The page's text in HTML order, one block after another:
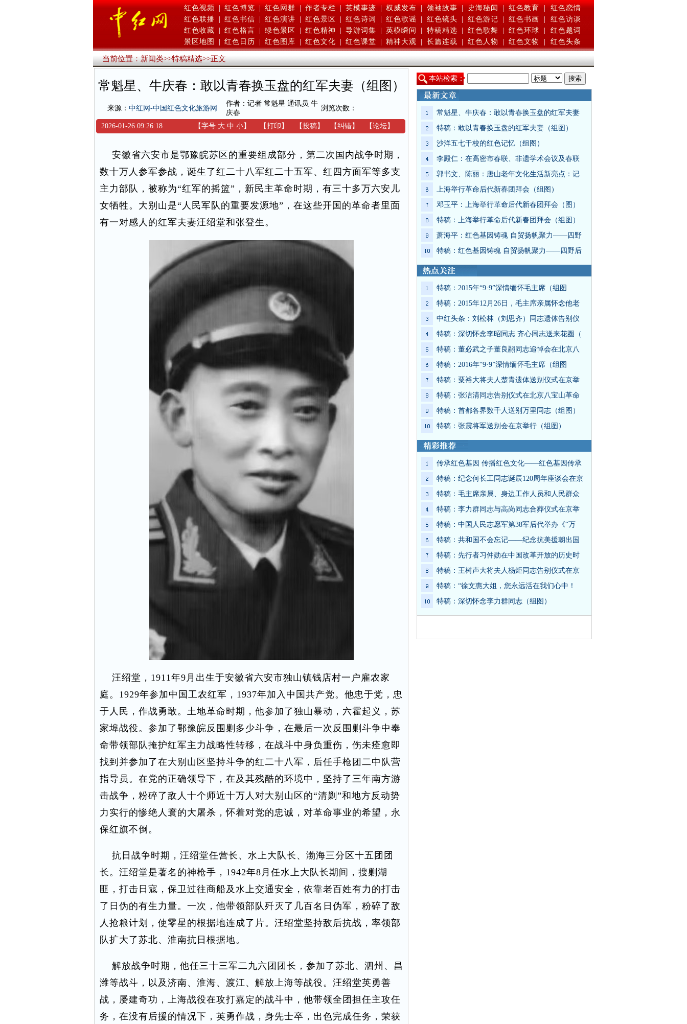
红色视频 | 红色博览 | 红色网群 | 作者专栏 | 英模事迹 | 权威发布 | 领袖故事 | 史海秘闻 | 红色教育 |
红色恋情
红色联播
红色书信 红色演讲 红色景区 红色诗词 红色歌谣 红色镜头 红色游记 红色书画
红色访谈
红色收藏
红色格言 绿色景区 红色精神 导游词集 英模瞬间 特稿精选 红色歌舞 红色环球
红色题词
景区地图
红色日历 红色图库 红色文化 红色课堂 精神大观 长篇连载 红色人物 红色文物 红色头条
当前位置：新闻类>>特稿精选>>正文
常魁星、牛庆春：敢以青春换玉盘的红军夫妻（组图）
来源： 中红网-中国红色文化旅游网
作者：记者 常魁星 通讯员 牛
庆春
浏览次数：
2026-01-26 09:26:18 【字号 大 中 小】 【打印 】 【投稿】 【纠错】 【论坛】
安徽省六安市是鄂豫皖苏区的重要组成部分，第二次国内战争时期，
数十万人参军参战，诞生了红二十八军红二十五军、红四方面军等多支
主力部队，被称为“红军的摇篮”，新民主革命时期，有三十多万六安儿
女牺牲。大别山是“人民军队的重要发源地”，在这些开国的革命者里面
有一对感人的红军夫妻汪绍堂和张登生。
汪绍堂，1911年9月出生于安徽省六安市独山镇钱店村一户雇农家
庭。1929年参加中国工农红军，1937年加入中国共产党。他忠于党，忠
于人民，作战勇敢。土地革命时期，他参加了独山暴动，六霍起义，苏
家埠战役。参加了鄂豫皖反围剿多少斗争，在最后一次反围剿斗争中奉
命带领部队掩护红军主力战略性转移，在战斗中身负重伤，伤未痊愈即
找到并参加了在大别山区坚持斗争的红二十八军，后任手枪团二中队营
指导员。在党的正确领导下，在及其残酷的环境中，坚持了三年南方游
击战争，粉碎了敌人十个师近十万人对大别山区的“清剿”和地方反动势
力实行的惨绝人寰的大屠杀，怀着对党的忠诚，对革命事业的希望，永
保红旗不倒。
抗日战争时期，汪绍堂任营长、水上大队长、渤海三分区十五团团
长。汪绍堂是著名的神枪手，1942年8月任水上大队长期间，搜剿湖
匪，打击日寇，保卫过往商船及水上交通安全，依靠老百姓有力的打击
了日伪的有生力量。一次，他带领部队歼灭了几百名日伪军，粉碎了敌
人抢粮计划，使零星的根据地连成了片。汪绍堂坚持敌后抗战，率领部
队扩大了苏北、淮南抗日根据地。
解放战争时期，他任三十三军二九六团团长，参加了苏北、泗州、昌
潍等战斗，以及济南、淮海、渡江、解放上海等战役。汪绍堂英勇善
战，屡建奇功，上海战役在攻打嘉定的战斗中，他带领全团担任主攻任
务，在没有后援的情况下，英勇作战，身先士卒，出色完成任务，荣获
本站检索：
常魁星、牛庆春：敢以青春换玉盘的红军夫妻
特稿：敢以青春换玉盘的红军夫妻（组图）
沙洋五七干校的红色记忆（组图）
李殿仁：在高密市春联、非遗学术会议及春联
郭书文、陈丽：唐山老年文化生活新亮点：记
上海举行革命后代新春团拜会（组图）
邓玉平：上海举行革命后代新春团拜会（图）
特稿：上海举行革命后代新春团拜会（组图）
萧海平：红色基因铸魂 自贸扬帆聚力——四野
特稿：红色基因铸魂 自贸扬帆聚力——四野后
特稿：2015年“9·9”深情缅怀毛主席（组图
特稿：2015年12月26日，毛主席亲属怀念他老
中红头条：刘松林（刘思齐）同志遗体告别仪
特稿：深切怀念李昭同志 齐心同志送来花圈（
特稿：董必武之子董良翮同志追悼会在北京八
特稿：2016年“9·9”深情缅怀毛主席（组图
特稿：粟裕大将夫人楚青遗体送别仪式在京举
特稿：张洁清同志告别仪式在北京八宝山革命
特稿：首都各界数千人送别万里同志（组图）
特稿：张震将军送别会在京举行（组图）
传承红色基因 传播红色文化——红色基因传承
特稿：纪念何长工同志诞辰120周年座谈会在京
特稿：毛主席亲属、身边工作人员和人民群众
特稿：李力群同志与高岗同志合葬仪式在京举
特稿：中国人民志愿军第38军后代举办《“万
特稿：共和国不会忘记——纪念抗美援朝出国
特稿：先行者习仲勋在中国改革开放的历史时
特稿：王树声大将夫人杨炬同志告别仪式在京
特稿：“徐文惠大姐，您永远活在我们心中！
特稿：深切怀念李力群同志（组图）